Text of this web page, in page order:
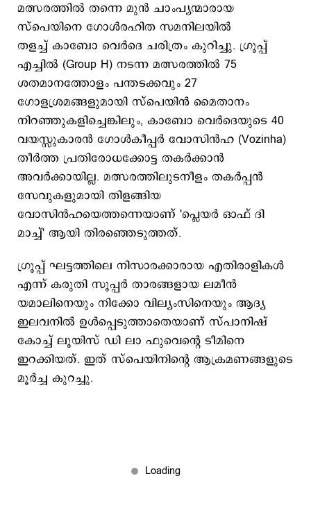
മത്സരത്തിൽ തന്നെ മുന്‍ ചാംപ്യന്മാരായ
സ്പെയിനെ ഗോൾരഹിത സമനിലയിൽ
തളച്ച് കാബോ വെർദെ ചരിത്രം കുറിച്ചു. ഗ്രൂപ്പ്
എച്ചിൽ (Group H) നടന്ന മത്സരത്തിൽ 75
ശതമാനത്തോളം പന്തടക്കവും 27
ഗോളശ്രമങ്ങളുമായി സ്പെയിൻ മൈതാനം
നിറഞ്ഞുകളിച്ചെങ്കിലും, കാബോ വെർദെയുടെ 40
വയസ്സുകാരൻ ഗോൾകീപ്പർ വോസിൻഹ (Vozinha)
തീർത്ത പ്രതിരോധക്കോട്ട തകർക്കാൻ
അവർക്കായില്ല. മത്സരത്തിലുടനീളം തകർപ്പൻ
സേവുകളുമായി തിളങ്ങിയ
വോസിൻഹയെത്തന്നെയാണ് 'പ്ലെയർ ഓഫ് ദി
മാച്ച്' ആയി തിരഞ്ഞെടുത്തത്.
ഗ്രൂപ്പ് ഘട്ടത്തിലെ നിസാരക്കാരായ എതിരാളികൾ
എന്ന് കരുതി സൂപ്പർ താരങ്ങളായ ലമീൻ
യമാലിനെയും നിക്കോ വില്യംസിനെയും ആദ്യ
ഇലവനിൽ ഉൾപ്പെടുത്താതെയാണ് സ്പാനിഷ്
കോച്ച് ലൂയിസ് ഡി ലാ ഫുവെന്റെ ടീമിനെ
ഇറക്കിയത്. ഇത് സ്പെയിനിന്റെ ആക്രമണങ്ങളുടെ
മൂർച്ച കുറച്ചു.